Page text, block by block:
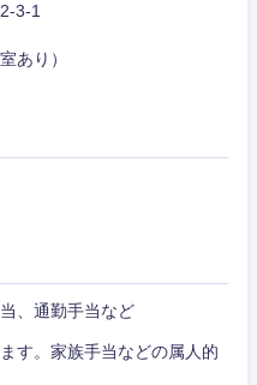
3-1
あり）
、通勤手当など
す。家族手当などの属人的